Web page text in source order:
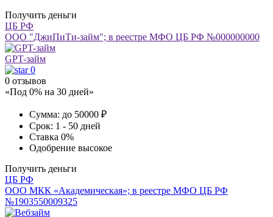
Получить деньги
ЦБ РФ
ООО "ДжиПиТи-займ"; в реестре МФО ЦБ РФ №000000000
GPT-займ
0
0 отзывов
«Под 0% на 30 дней»
Сумма: до 50000 ₽
Срок: 1 - 50 дней
Ставка 0%
Одобрение высокое
Получить деньги
ЦБ РФ
ООО МКК «Академическая»; в реестре МФО ЦБ РФ
№1903550009325